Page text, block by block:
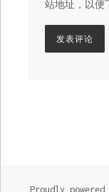
站地址，以便
Proudly powered